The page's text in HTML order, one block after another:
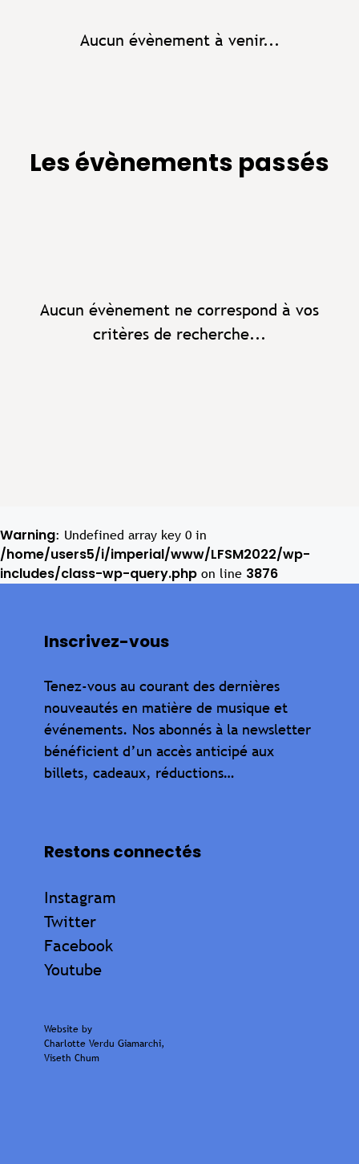
Aucun évènement à venir...
Les évènements passés
Aucun évènement ne correspond à vos
critères de recherche...
Warning: Undefined array key 0 in
/home/users5/i/imperial/www/LFSM2022/wp-
includes/class-wp-query.php on line 3876
Inscrivez-vous
Tenez-vous au courant des dernières
nouveautés en matière de musique et
événements. Nos abonnés à la newsletter
bénéficient d’un accès anticipé aux
billets, cadeaux, réductions…
Restons connectés
Instagram
Twitter
Facebook
Youtube
Website by
Charlotte Verdu Giamarchi,
Viseth Chum